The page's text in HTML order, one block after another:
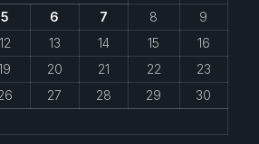
5 6 7 8
9
12 13 14 15
16
20 21 22
23
27 28 29
30